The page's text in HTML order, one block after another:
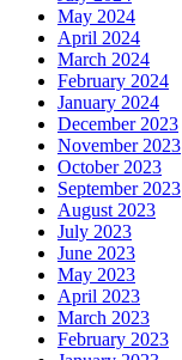
May 2024
April 2024
March 2024
February 2024
January 2024
December 2023
November 2023
October 2023
September 2023
August 2023
July 2023
June 2023
May 2023
April 2023
March 2023
February 2023